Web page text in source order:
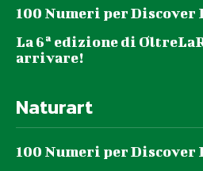
100 Numeri per Discover
La 6ª edizione di
arrivare!
Naturart
100 Numeri per Discover